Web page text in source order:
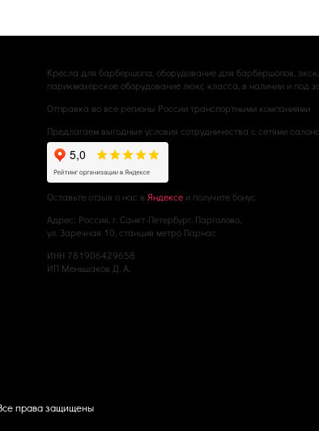
Кресла для барбершопа, оборудование для барбершопов,
парикмахерское оборудование люкс класса, в наличии и под
Отправка во все регионы России транспортными компаниями
Предлагаем выгодные условия сотрудничества с сетями
Оставьте отзыв о нас в Яндексеи получите бонус
Адрес: Россия, г. Санкт-Петербург, Парголово,
ул. Заречная 10, станция метро Парнас
ИНН 781906429658
ИП Меньшаков Д. А.
права защищены